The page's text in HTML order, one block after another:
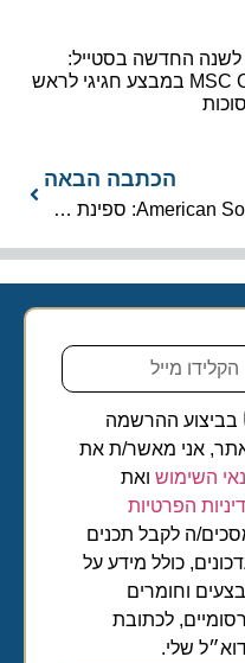
החדשה בסטייל:
MSC Cruises במבצע חגיגי לראש
הכתבה הבאה
American Song: ספינת הנהר המודרנית הראשונה בארה”ב
ההרשמה
אני מאשר/ת את
השימושואת
הפרטיות
ה לקבל תכנים
כולל מידע על
וחומרים
לכתובת
שלי.